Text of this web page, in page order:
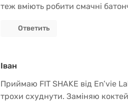
теж вміють робити смачні
Ответить
Іван
Приймаю FIT SHAKE від En’vie
трохи схуднути. Заміняю